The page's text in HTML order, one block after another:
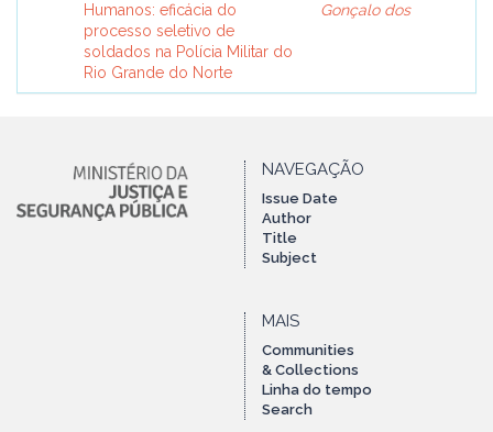
Humanos: eficácia do
processo seletivo de
soldados na Polícia Militar do
Rio Grande do Norte
Gonçalo dos
NAVEGAÇÃO
Issue Date
Author
Title
Subject
MAIS
Communities
& Collections
Linha do tempo
Search